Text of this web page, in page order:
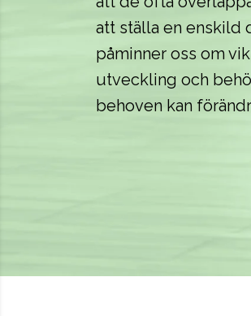
att ställa en enskild
påminner oss om
utveckling och
behoven kan